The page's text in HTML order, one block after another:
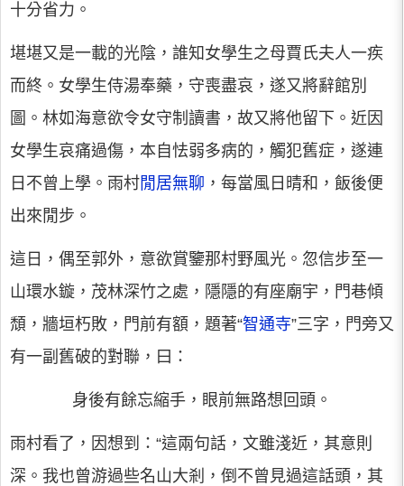
十分省力。
堪堪又是一載的光陰，誰知女學生之母賈氏夫人一疾
而終。女學生侍湯奉藥，守喪盡哀，遂又將辭館別
圖。林如海意欲令女守制讀書，故又將他留下。近因
女學生哀痛過傷，本自怯弱多病的，觸犯舊症，遂連
日不曾上學。雨村閒居無聊 ，每當風日晴和，飯後便
出來閒步。
這日，偶至郭外，意欲賞鑒那村野風光。忽信步至一
山環水鏇，茂林深竹之處，隱隱的有座廟宇，門巷傾
頹，牆垣朽敗，門前有額，題著“智通寺”三字，門旁又
有一副舊破的對聯，曰：
身後有餘忘縮手，眼前無路想回頭。
雨村看了，因想到：“這兩句話，文雖淺近，其意則
深。我也曾游過些名山大剎，倒不曾見過這話頭，其